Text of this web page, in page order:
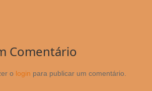
Comentário
o login para publicar um comentário.